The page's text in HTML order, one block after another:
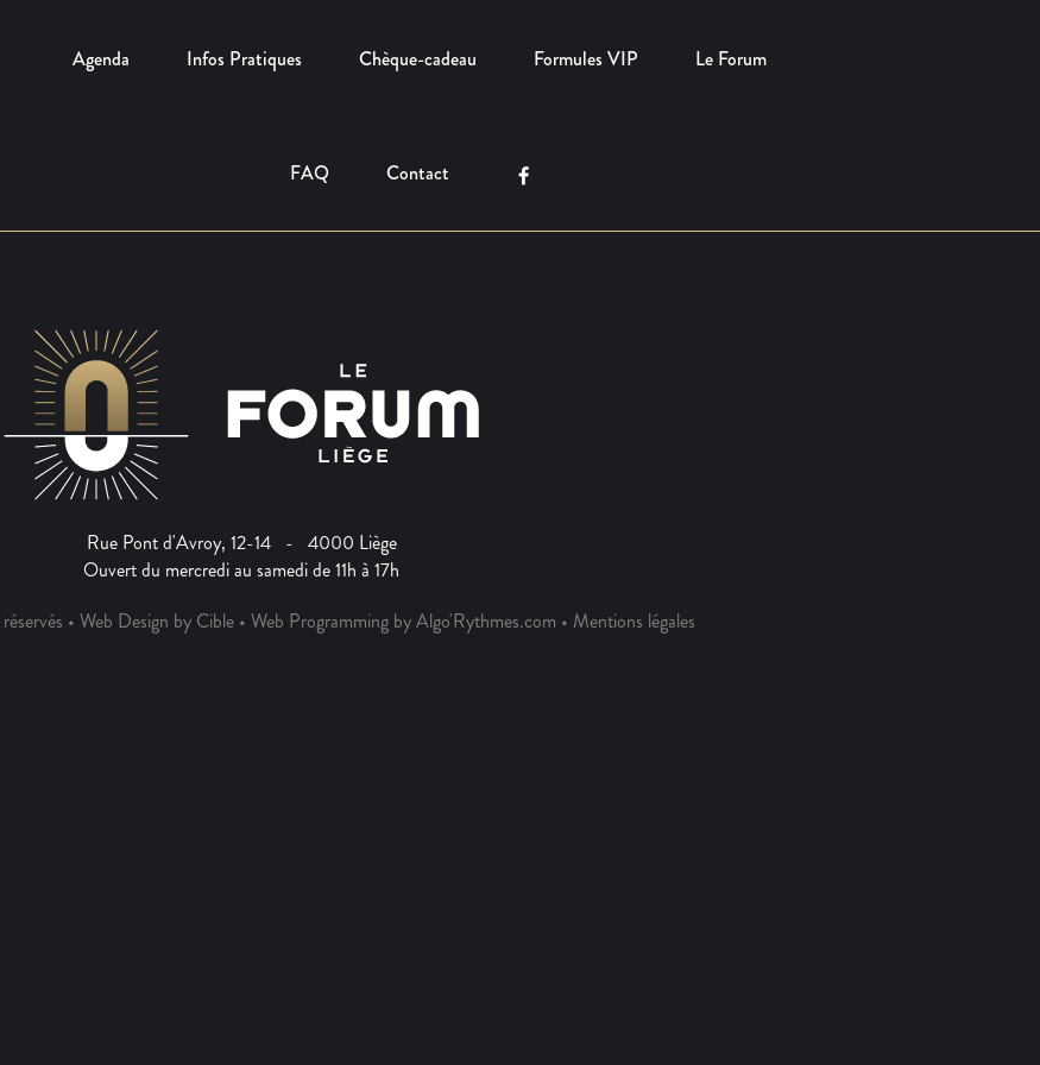
Agenda Infos Pratiques Chèque-cadeau Formules VIP Le Forum
FAQ Contact
Rue Pont d'Avroy, 12-14 - 4000 Liège
Ouvert du mercredi au samedi de 11h à 17h
• Web Design by Cible • Web Programming by Algo'Rythmes.com • Mentions légales